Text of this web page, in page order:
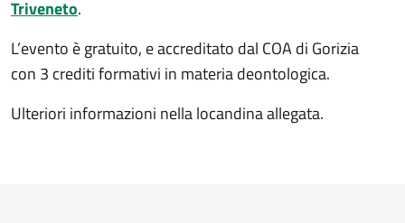
Triveneto.
L’evento è gratuito, e accreditato dal COA di Gorizia
con 3 crediti formativi in materia deontologica.
Ulteriori informazioni nella locandina allegata.